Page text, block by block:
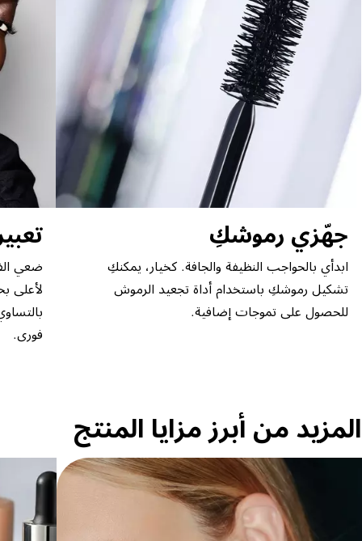
جهّزي رموشكِ
ابدأي بالحواجب النظيفة والجافة. كخيار، يمكنكِ
تشكيل رموشكِ باستخدام أداة تجعيد الرموش
للحصول على تموجات إضافية.
ضعي
لأعلى
فوري.
المزيد من أبرز مزايا المنتج